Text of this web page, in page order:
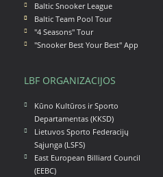
Baltic Snooker League
Baltic Team Pool Tour
"4 Seasons" Tour
"Snooker Best Your Best" App
LBF ORGANIZACIJOS
Kūno Kultūros ir Sporto
Departamentas (KKSD)
Lietuvos Sporto Federacijų
Sąjunga (LSFS)
East European Billiard Council
(EEBC)